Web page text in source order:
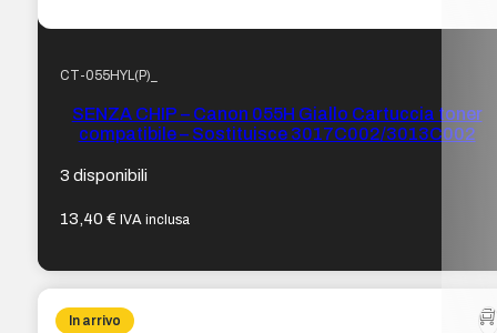
CT-055HYL(P)_
SENZA CHIP – Canon 055H Giallo Cartuccia toner
compatibile – Sostituisce 3017C002/3013C002
3 disponibili
13,40€ IVA inclusa
In arrivo